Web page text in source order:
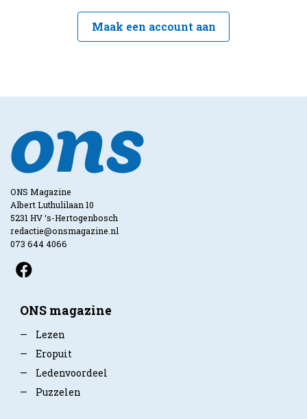
Maak een account aan
ONS Magazine
Albert Luthulilaan 10
5231 HV ‘s-Hertogenbosch
redactie@onsmagazine.nl
073 644 4066
ONS magazine
—
Lezen
—
Eropuit
—
Ledenvoordeel
—
Puzzelen